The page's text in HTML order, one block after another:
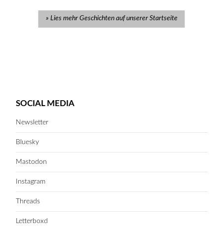
Lies mehr Geschichten auf unserer Startseite
SOCIAL MEDIA
Newsletter
Bluesky
Mastodon
Instagram
Threads
Letterboxd